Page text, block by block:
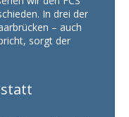
In drei der
– auch
sorgt der